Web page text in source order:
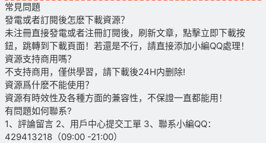
常見問題
發電或者訂閱後怎麽下載資源？
未注冊直接發電或者注冊訂閱後，刷新文章，點擊立即下載按
鈕，跳轉到下載頁面！若還是不行，請直接添加小編QQ處理！
資源支持商用嗎？
不支持商用，僅供學習，請下載後24H内删除!
資源爲什麽不能使用？
資源有時效性及各種方面的兼容性，不保證一直都能用！
有問題如何聯系?
1、評論留言 2、用戶中心提交工單 3、聯系小編QQ：
429413218（09:00 -21:00）